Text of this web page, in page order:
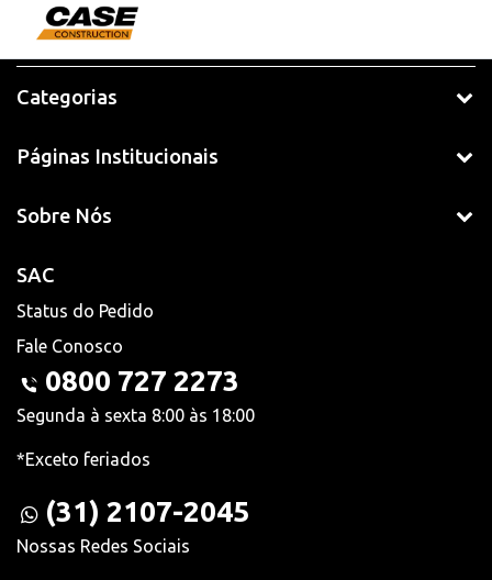
Categorias
Páginas Institucionais
Sobre Nós
SAC
Status do Pedido
Fale Conosco
0800 727 2273
Segunda à sexta 8:00 às 18:00
*Exceto feriados
(31) 2107-2045
Nossas Redes Sociais